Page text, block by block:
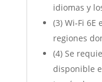
idiomas y
(3) Wi‐Fi
regiones
(4) Se
disponible